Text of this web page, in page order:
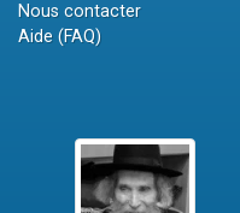
Nous contacter
Aide (FAQ)